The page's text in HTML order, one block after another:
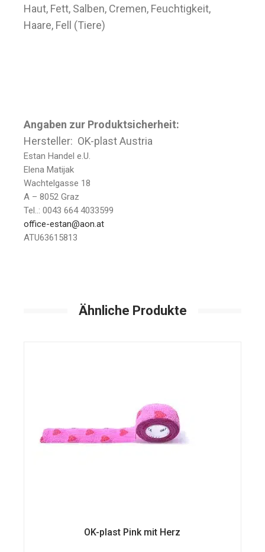
Haut, Fett, Salben, Cremen, Feuchtigkeit,
Haare, Fell (Tiere)
Angaben zur Produktsicherheit:
Hersteller: OK-plast Austria
Estan Handel e.U.
Elena Matijak
Wachtelgasse 18
A – 8052 Graz
Tel..: 0043 664 4033599
office-estan@aon.at
ATU63615813
Ähnliche Produkte
OK-plast Pink mit Herz